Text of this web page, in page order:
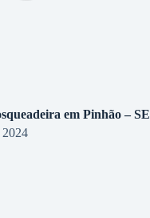
em Pinhão – SE
2024